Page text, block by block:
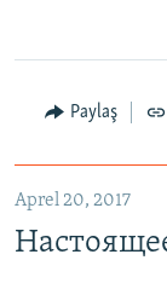
Paylaş
Aprel 20, 2017